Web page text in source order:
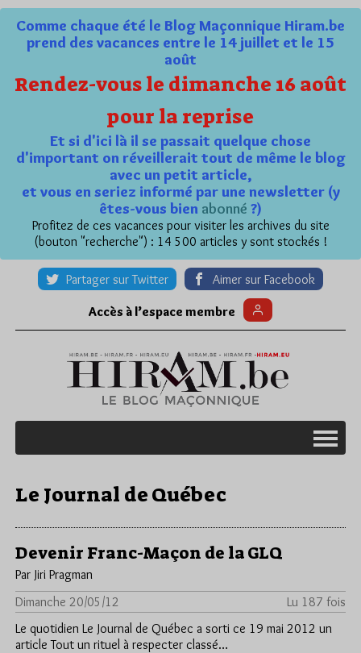
Comme chaque été le Blog Maçonnique Hiram.be
prend des vacances entre le 14 juillet et le 15
août
Rendez-vous le dimanche 16 août
pour la reprise
Et si d'ici là il se passait quelque chose
d'important on réveillerait tout de même le blog
avec un petit article,
et vous en seriez informé par une newsletter (y
êtes-vous bien abonné ?)
Profitez de ces vacances pour visiter les archives du site
(bouton "recherche") : 14 500 articles y sont stockés !
Partager sur Twitter Aimer sur Facebook
Accès à l’espace membre
Le Journal de Québec
Devenir Franc-Maçon de la GLQ
Par Jiri Pragman
Dimanche 20/05/12
Lu 187 fois
Le quotidien Le Journal de Québec a sorti ce 19 mai 2012 un
article Tout un rituel à respecter classé…